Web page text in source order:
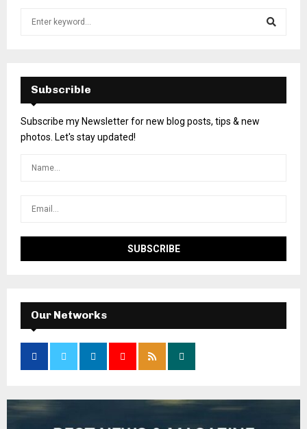
Subscrible
Subscribe my Newsletter for new blog posts, tips & new
photos. Let's stay updated!
Our Networks